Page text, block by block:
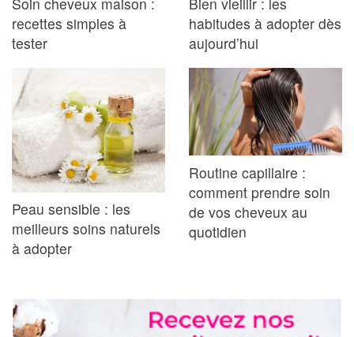
recettes simples à
tester
habitudes à adopter dès
aujourd’hui
Peau sensible : les
meilleurs soins naturels
à adopter
Routine capillaire :
comment prendre soin
de vos cheveux au
quotidien